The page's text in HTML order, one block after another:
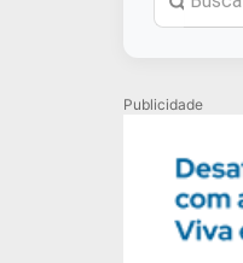
Publicidade